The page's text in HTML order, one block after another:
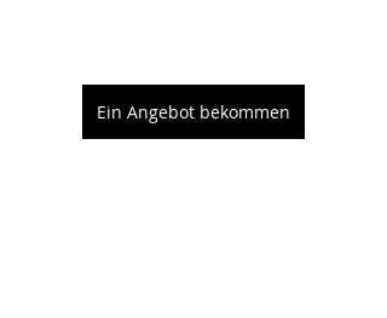
Ein Angebot bekommen